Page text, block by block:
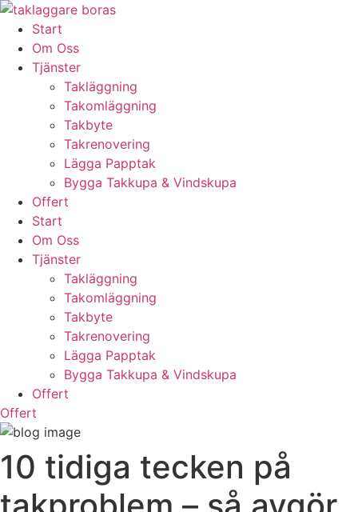
Skip
content
Start
Om Oss
Tjänster
Takläggning
Takomläggning
Takbyte
Takrenovering
Lägga Papptak
Bygga Takkupa & Vindskupa
Offert
Start
Om Oss
Tjänster
Takläggning
Takomläggning
Takbyte
Takrenovering
Lägga Papptak
Bygga Takkupa & Vindskupa
Offert
Offert
10 tidiga tecken på